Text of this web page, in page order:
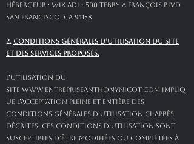
Hébergeur : Wix ADI - 500 Terry A François Blvd
San Francisco, CA 94158
2. CONDITIONS GÉNÉRALES D’UTILISATION DU SITE
ET DES SERVICES PROPOSÉS.
L’utilisation du
site www.entrepriseanthonynicot.com impliq
ue l’acceptation pleine et entière des
conditions générales d’utilisation ci-après
décrites. Ces conditions d’utilisation sont
susceptibles d’être modifiées ou complétées à